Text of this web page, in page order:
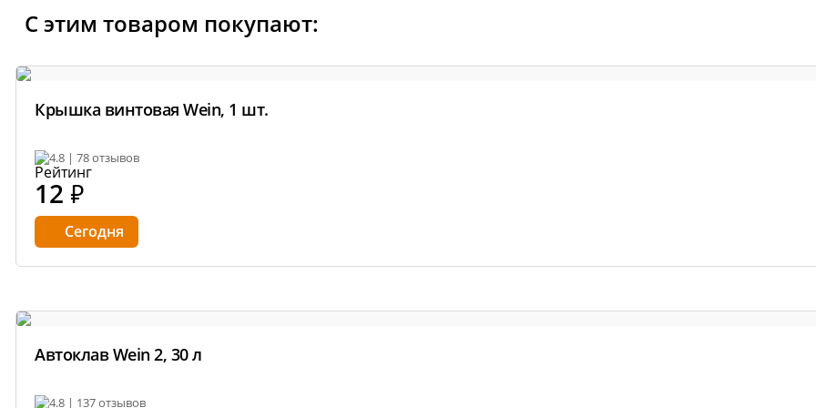
привлекательным и выделяет его среди конкурентов.
Эргономичность и удобство
Легче металлического аналога
Защита от коррозии и перегрева
Пластик не ржавеет, в отличие от металла, что особенно важно при работе в условиях влажности.
Термостойкий материал предотвращает перегрев электроники.
С этим товаром покупают:
Крышка винтовая Wein, 1 шт.
4.8 | 78 отзывов
12 ₽
Сегодня
Автоклав Wein 2, 30 л
4.8 | 137 отзывов